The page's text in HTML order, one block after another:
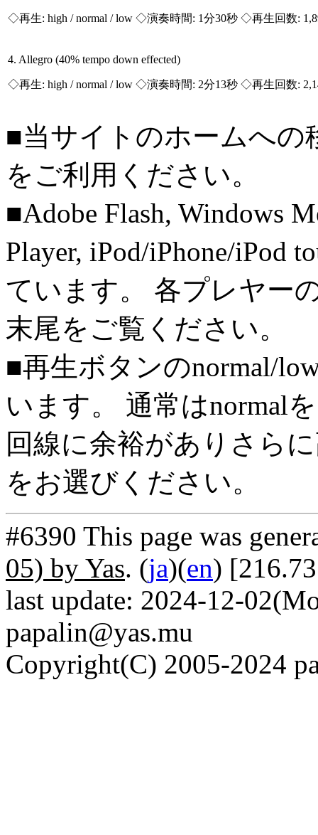
◇再生: high / normal / low ◇演奏時間: 1分30秒 ◇再生回数:
4. Allegro (40% tempo down effected)
◇再生: high / normal / low ◇演奏時間: 2分13秒 ◇再生回数:
■当サイトのホームへの
をご利用ください。
■Adobe Flash, Windows
Player, iPod/iPhone/iPod
ています。 各プレヤー
末尾をご覧ください。
■再生ボタンのnormal/
います。 通常はnormal
回線に余裕がありさら
をお選びください。
#6390 This page was
05) by Yas. (ja)(en)
last update: 2024-12-
papalin@yas.mu
Copyright(C) 2005-2024